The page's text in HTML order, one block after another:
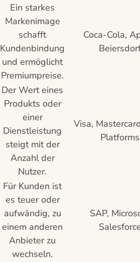
Ein starkes
Markenimage
schafft
Kundenbindung
und ermöglicht
Premiumpreise.
Coca-Cola,
Der Wert eines
Produkts oder
einer
Dienstleistung
steigt mit der
Anzahl der
Nutzer.
Visa,
Platforms
Für Kunden ist
es teuer oder
aufwändig, zu
einem anderen
Anbieter zu
wechseln.
SAP,